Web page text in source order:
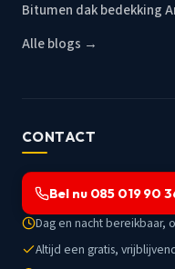
Bitumen dak bedekking
Alle blogs →
CONTACT
Bel nu 085 019 90
Dag en nacht bereikbaar,
Altijd een gratis,